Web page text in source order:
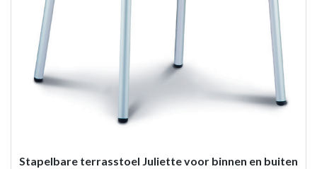
Stapelbare terrasstoel Juliette voor binnen en buiten